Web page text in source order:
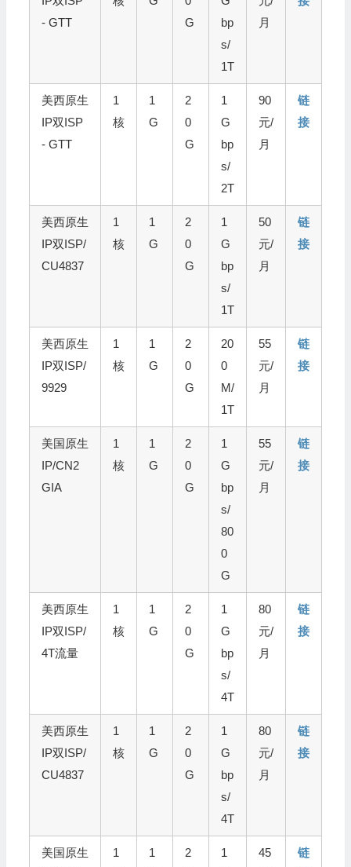
- GTT
G
bp
s/
1T
月
美西原生
IP双ISP
- GTT
1
核
1
G
2
0
G
1
G
bp
s/
2T
90
元/
月
链
接
美西原生
IP双ISP/
CU4837
1
核
1
G
2
0
G
1
G
bp
s/
1T
50
元/
月
链
接
美西原生
IP双ISP/
9929
1
核
1
G
2
0
G
20
0
M/
1T
55
元/
月
链
接
美国原生
IP/CN2
GIA
1
核
1
G
2
0
G
1
G
bp
s/
80
0
G
55
元/
月
链
接
美西原生
IP双ISP/
4T流量
1
核
1
G
2
0
G
1
G
bp
s/
4T
80
元/
月
链
接
美西原生
IP双ISP/
CU4837
1
核
1
G
2
0
G
1
G
bp
s/
4T
80
元/
月
链
接
美国原生
1
1
2
1
45
链